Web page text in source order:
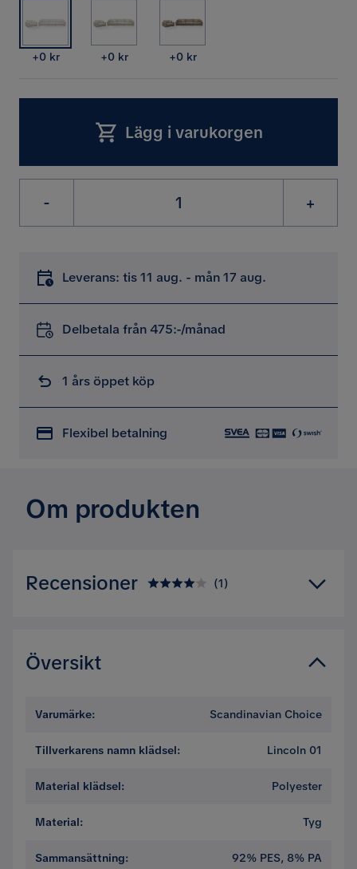
Pris
+0 kr Pris
+0 kr Pris
+0 kr
Lägg i varukorgen
- +
Leverans: tis 11 aug. - mån 17 aug.
Delbetala från 475:-/månad
1 års öppet köp
Flexibel betalning
Om produkten
Recensioner (1)
JA Jad A
Översikt
Varumärke: Scandinavian Choice
Tillverkarens namn klädsel: Lincoln 01
Material klädsel: Polyester
Material: Tyg
Sammansättning: 92% PES, 8% PA